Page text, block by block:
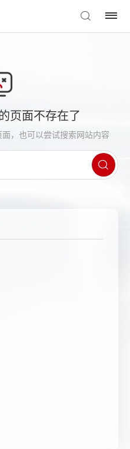
页面不存在了
，也可以尝试搜索网站内容